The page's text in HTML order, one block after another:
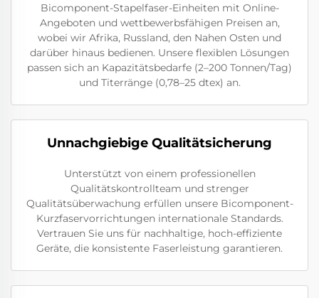
Bicomponent-Stapelfaser-Einheiten mit Online-
Angeboten und wettbewerbsfähigen Preisen an,
wobei wir Afrika, Russland, den Nahen Osten und
darüber hinaus bedienen. Unsere flexiblen Lösungen
passen sich an Kapazitätsbedarfe (2–200 Tonnen/Tag)
und Titerränge (0,78–25 dtex) an.
Unnachgiebige Qualitätsicherung
Unterstützt von einem professionellen
Qualitätskontrollteam und strenger
Qualitätsüberwachung erfüllen unsere Bicomponent-
Kurzfaservorrichtungen internationale Standards.
Vertrauen Sie uns für nachhaltige, hoch-effiziente
Geräte, die konsistente Faserleistung garantieren.